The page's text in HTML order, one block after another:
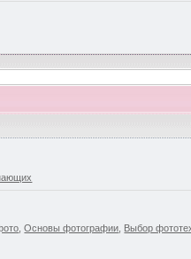
,Основы фотографии Выбор